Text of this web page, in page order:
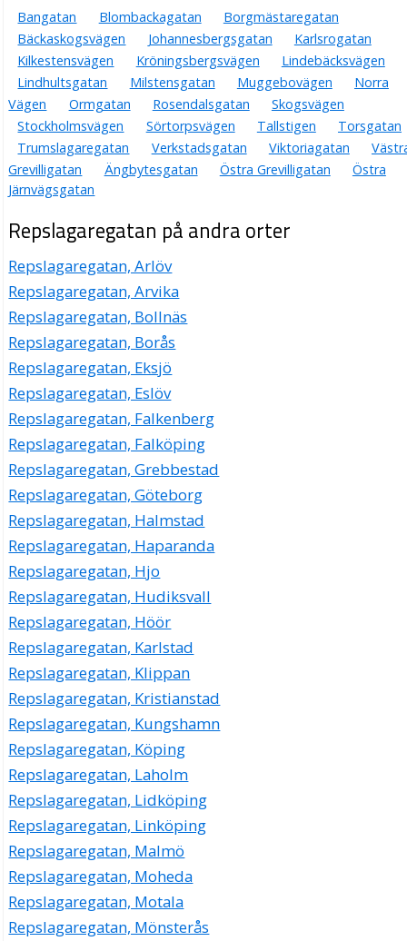
Bangatan Blombackagatan
Borgmästaregatan
Bäckaskogsvägen
Johannesbergsgatan
Karlsrogatan
Kilkestensvägen
Kröningsbergsvägen
Lindebäcksvägen
Lindhultsgatan
Milstensgatan Muggebovägen
Norra
Vägen
Ormgatan Rosendalsgatan
Skogsvägen
Stockholmsvägen
Sörtorpsvägen Tallstigen
Torsgatan
Trumslagaregatan
Verkstadsgatan Viktoriagatan
Grevilligatan
Ängbytesgatan Östra Grevilligatan
Östra
Järnvägsgatan
Repslagaregatan på andra orter
Repslagaregatan, Arlöv
Repslagaregatan, Arvika
Repslagaregatan, Bollnäs
Repslagaregatan, Borås
Repslagaregatan, Eksjö
Repslagaregatan, Eslöv
Repslagaregatan, Falkenberg
Repslagaregatan, Falköping
Repslagaregatan, Grebbestad
Repslagaregatan, Göteborg
Repslagaregatan, Halmstad
Repslagaregatan, Haparanda
Repslagaregatan, Hjo
Repslagaregatan, Hudiksvall
Repslagaregatan, Höör
Repslagaregatan, Karlstad
Repslagaregatan, Klippan
Repslagaregatan, Kristianstad
Repslagaregatan, Kungshamn
Repslagaregatan, Köping
Repslagaregatan, Laholm
Repslagaregatan, Lidköping
Repslagaregatan, Linköping
Repslagaregatan, Malmö
Repslagaregatan, Moheda
Repslagaregatan, Motala
Repslagaregatan, Mönsterås